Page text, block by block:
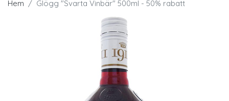
Hem Glögg "Svarta Vinbär" 500ml - 50% rabatt